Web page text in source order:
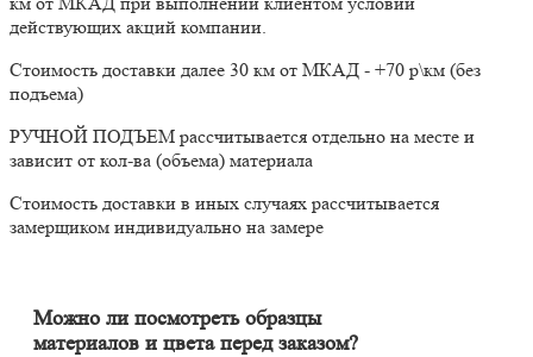
действующих акций компании.
Стоимость доставки далее 30 км от МКАД - +70 р\км (без
подъема)
РУЧНОЙ ПОДЪЕМ рассчитывается отдельно на месте и
зависит от кол-ва (объема) материала
Стоимость доставки в иных случаях рассчитывается
замерщиком индивидуально на замере
Можно ли посмотреть образцы
материалов и цвета перед заказом?